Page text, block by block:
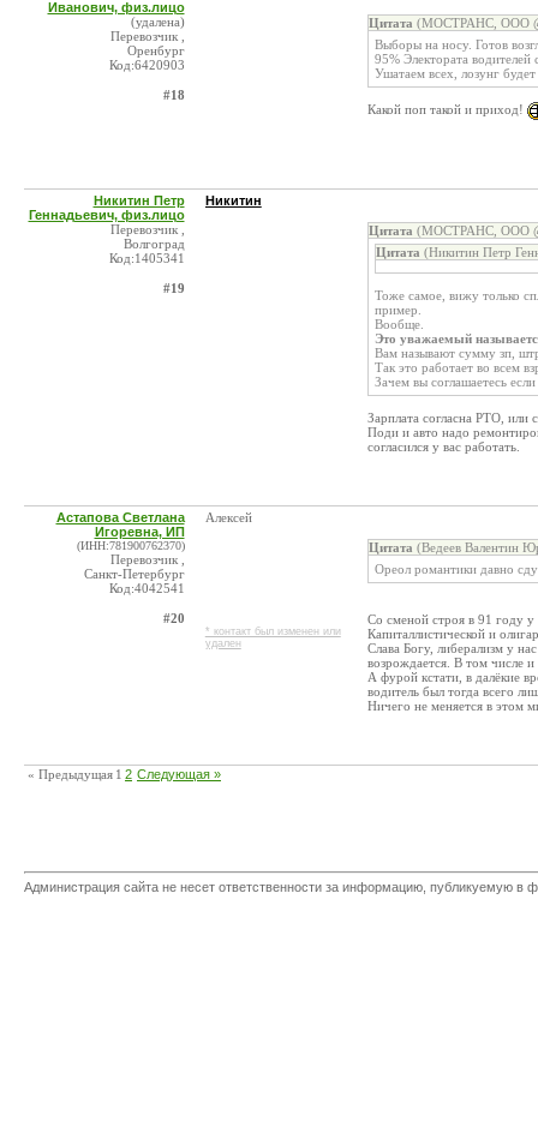
Иванович, физ.лицо
(удалена)
Перевозчик ,
Оренбург
Код:6420903
#18
Цитата (МОСТРАНС, ООО
Выборы на носу. Готов
95% Электората водителей
Ушатаем всех, лозунг
Какой поп такой и приход!
Никитин Петр
Геннадьевич, физ.лицо
Перевозчик ,
Волгоград
Код:1405341
#19
Никитин
Цитата (МОСТРАНС, ООО
Цитата (Никитин Петр
Тоже самое, вижу только
пример.
Вообще.
Это уважаемый
Вам называют сумму зп,
Так это работает во всем
Зачем вы соглашаетесь
Зарплата согласна РТО, или
Поди и авто надо
согласился у вас работать.
Астапова Светлана
Игоревна, ИП
(ИНН:781900762370)
Перевозчик ,
Санкт-Петербург
Код:4042541
#20
Алексей
* контакт был изменен или
удален
Цитата (Ведеев Валентин
Ореол романтики давно
Со сменой строя в 91 году у
Капиталлистической и
Слава Богу, либерализм у
возрождается. В том числе и
А фурой кстати, в далёкие
водитель был тогда всего
Ничего не меняется в этом
« Предыдущая 1 2 Следующая »
Администрация сайта не несет ответственности за информацию, публикуемую